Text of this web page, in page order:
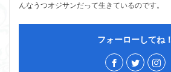
んなうつオジサンだって生きているのです。
フォーローしてね！